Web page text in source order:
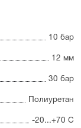
10 бар
12 мм
30 бар
Полиуретан
-20...+70 С